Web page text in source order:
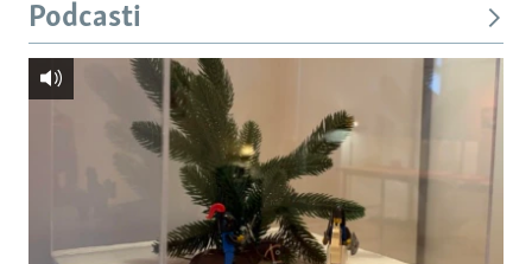
Podcasti